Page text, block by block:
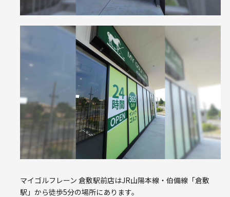
マイゴルフレーン 倉敷駅前店はJR山陽本線・伯備線「倉敷
駅」から徒歩5分の場所にあります。